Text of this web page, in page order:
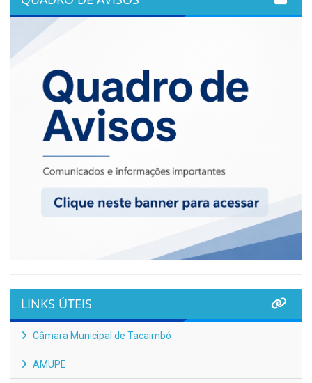
LINKS ÚTEIS
Câmara Municipal de Tacaimbó
AMUPE